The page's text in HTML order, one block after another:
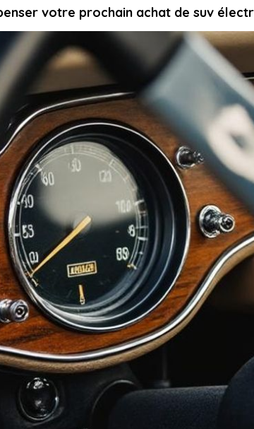
votre prochain achat de suv